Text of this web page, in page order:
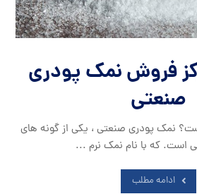
فروش نمک پودری
صنعتی
نمک پودری صنعتی ، یکی از گونه های
است. که با نام نمک نرم ...
ادامه مطلب